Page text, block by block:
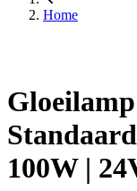
Home
100W |